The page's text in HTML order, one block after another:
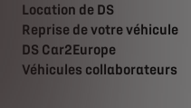
Location de DS
Reprise de votre véhicule
DS Car2Europe
Véhicules collaborateurs